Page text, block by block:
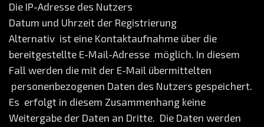
Die IP-Adresse des Nutzers
Datum und Uhrzeit der Registrierung
Alternativ ist eine Kontaktaufnahme über die
bereitgestellte E-Mail-Adresse möglich. In diesem
Fall werden die mit der E-Mail übermittelten
personenbezogenen Daten des Nutzers gespeichert.
Es erfolgt in diesem Zusammenhang keine
Weitergabe der Daten an Dritte. Die Daten werden